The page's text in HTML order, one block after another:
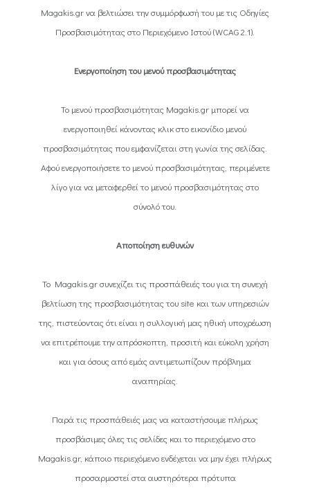
Magakis.gr να βελτιώσει την συμμόρφωσή του με τις Οδηγίες
Προσβασιμότητας στο Περιεχόμενο Ιστού (WCAG 2.1).
Ενεργοποίηση του μενού προσβασιμότητας
Το μενού προσβασιμότητας Magakis.gr μπορεί να
ενεργοποιηθεί κάνοντας κλικ στο εικονίδιο μενού
προσβασιμότητας που εμφανίζεται στη γωνία της σελίδας.
Αφού ενεργοποιήσετε το μενού προσβασιμότητας, περιμένετε
λίγο για να μεταφερθεί το μενού προσβασιμότητας στο
σύνολό του.
Αποποίηση ευθυνών
To Magakis.gr συνεχίζει τις προσπάθειές του για τη συνεχή
βελτίωση της προσβασιμότητας του site και των υπηρεσιών
της, πιστεύοντας ότι είναι η συλλογική μας ηθική υποχρέωση
να επιτρέπουμε την απρόσκοπτη, προσιτή και εύκολη χρήση
και για όσους από εμάς αντιμετωπίζουν πρόβλημα
αναπηρίας.
Παρά τις προσπάθειές μας να καταστήσουμε πλήρως
προσβάσιμες όλες τις σελίδες και το περιεχόμενο στο
Magakis.gr, κάποιο περιεχόμενο ενδέχεται να μην έχει πλήρως
προσαρμοστεί στα αυστηρότερα πρότυπα